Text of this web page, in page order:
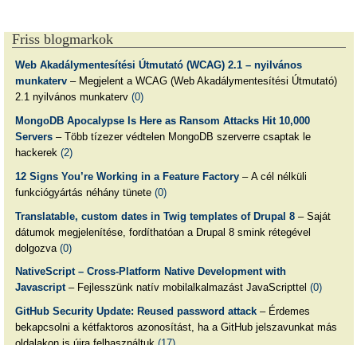
Friss blogmarkok
Web Akadálymentesítési Útmutató (WCAG) 2.1 – nyilvános
munkaterv– Megjelent a WCAG (Web Akadálymentesítési Útmutató)
2.1 nyilvános munkaterv (0)
MongoDB Apocalypse Is Here as Ransom Attacks Hit 10,000
Servers– Több tízezer védtelen MongoDB szerverre csaptak le
hackerek (2)
12 Signs You’re Working in a Feature Factory– A cél nélküli
funkciógyártás néhány tünete (0)
Translatable, custom dates in Twig templates of Drupal 8– Saját
dátumok megjelenítése, fordíthatóan a Drupal 8 smink rétegével
dolgozva (0)
NativeScript – Cross-Platform Native Development with
Javascript– Fejlesszünk natív mobilalkalmazást JavaScripttel (0)
GitHub Security Update: Reused password attack– Érdemes
bekapcsolni a kétfaktoros azonosítást, ha a GitHub jelszavunkat más